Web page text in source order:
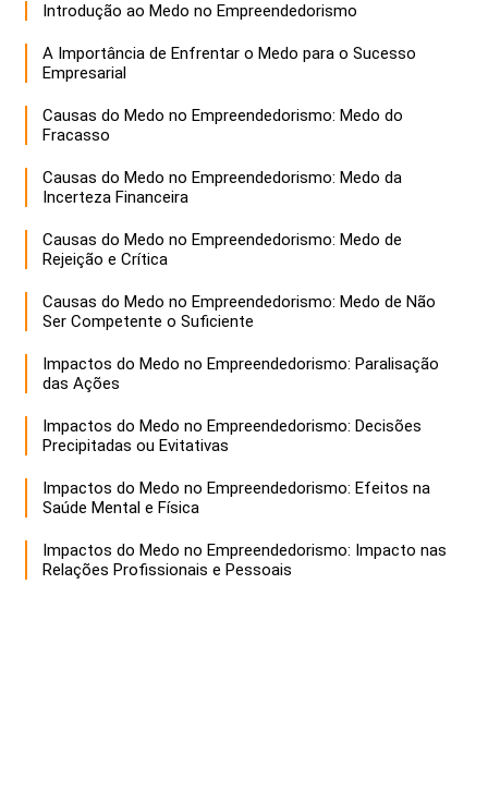
Introdução ao Medo no Empreendedorismo
A Importância de Enfrentar o Medo para o Sucesso
Empresarial
Causas do Medo no Empreendedorismo: Medo do
Fracasso
Causas do Medo no Empreendedorismo: Medo da
Incerteza Financeira
Causas do Medo no Empreendedorismo: Medo de
Rejeição e Crítica
Causas do Medo no Empreendedorismo: Medo de Não
Ser Competente o Suficiente
Impactos do Medo no Empreendedorismo: Paralisação
das Ações
Impactos do Medo no Empreendedorismo: Decisões
Precipitadas ou Evitativas
Impactos do Medo no Empreendedorismo: Efeitos na
Saúde Mental e Física
Impactos do Medo no Empreendedorismo: Impacto nas
Relações Profissionais e Pessoais